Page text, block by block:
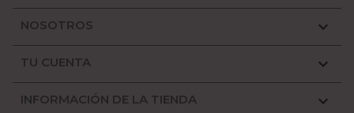
NOSOTROS 
TU CUENTA 
INFORMACIÓN DE LA TIENDA 